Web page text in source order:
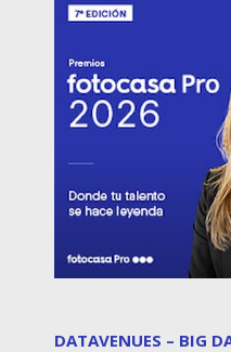
DATAVENUES – BIG